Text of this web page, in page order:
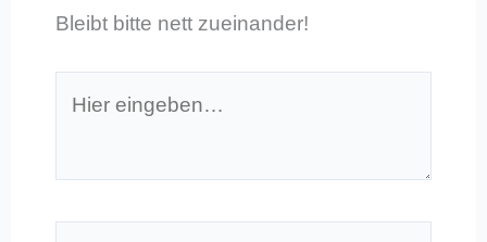
Bleibt bitte nett zueinander!
eingeben…